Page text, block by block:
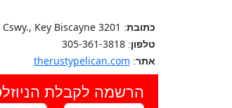
כתובת:
3201 Rickenbacker Cswy., Key Biscayne
טלפון:
305-361-3818
אתר:
therustypelican.com
הרשמה לקבלת